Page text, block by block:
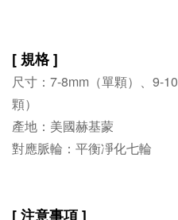
[ 規格 ]
尺寸：7-8mm （單顆） 、9-10
顆）
產地：美國赫基蒙
對應脈輪：平衡凈化七輪
[ 注意事項 ]